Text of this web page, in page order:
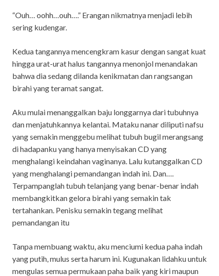
“Ouh… oohh…ouh….” Erangan nikmatnya menjadi lebih
sering kudengar.
Kedua tangannya mencengkram kasur dengan sangat kuat
hingga urat-urat halus tangannya menonjol menandakan
bahwa dia sedang dilanda kenikmatan dan rangsangan
birahi yang teramat sangat.
Aku mulai menanggalkan baju longgarnya dari tubuhnya
dan menjatuhkannya kelantai. Mataku nanar diliputi nafsu
yang semakin menggebu melihat tubuh bugil merangsang
di hadapanku yang hanya menyisakan CD yang
menghalangi keindahan vaginanya. Lalu kutanggalkan CD
yang menghalangi pemandangan indah ini. Dan….
Terpampanglah tubuh telanjang yang benar-benar indah
membangkitkan gelora birahi yang semakin tak
tertahankan. Penisku semakin tegang melihat
pemandangan itu
Tanpa membuang waktu, aku menciumi kedua paha indah
yang putih, mulus serta harum ini. Kugunakan lidahku untuk
mengulas semua permukaan paha baik yang kiri maupun